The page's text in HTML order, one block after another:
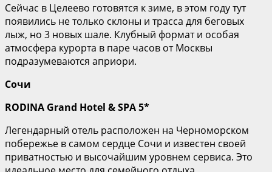
Сейчас в Целеево готовятся к зиме, в этом году тут
появились не только склоны и трасса для беговых
лыж, но 3 новых шале. Клубный формат и особая
атмосфера курорта в паре часов от Москвы
подразумеваются априори.
Сочи
RODINA Grand Hotel & SPA 5*
Легендарный отель расположен на Черноморском
побережье в самом сердце Сочи и известен своей
приватностью и высочайшим уровнем сервиса. Это